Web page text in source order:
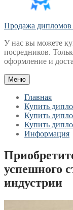
Продажа дипломов
У нас вы можете
посредников.
оформление и
Меню
Главная
Купить
Купить
Купить
Информация
успешного
индустрии